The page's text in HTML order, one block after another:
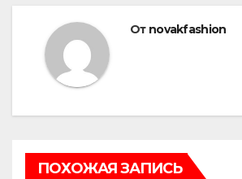
От novakfashion
ПОХОЖАЯ ЗАПИСЬ